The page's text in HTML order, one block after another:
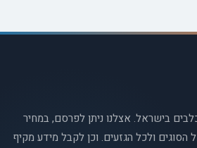
בישראל. אצלנו ניתן לפרסם, במחיר
ולכל הגזעים. וכן לקבל מידע מקיף